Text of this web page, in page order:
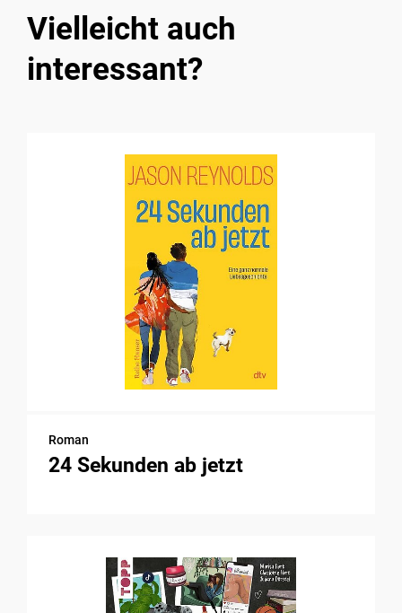
Vielleicht auch
interessant?
Roman
24 Sekunden ab jetzt